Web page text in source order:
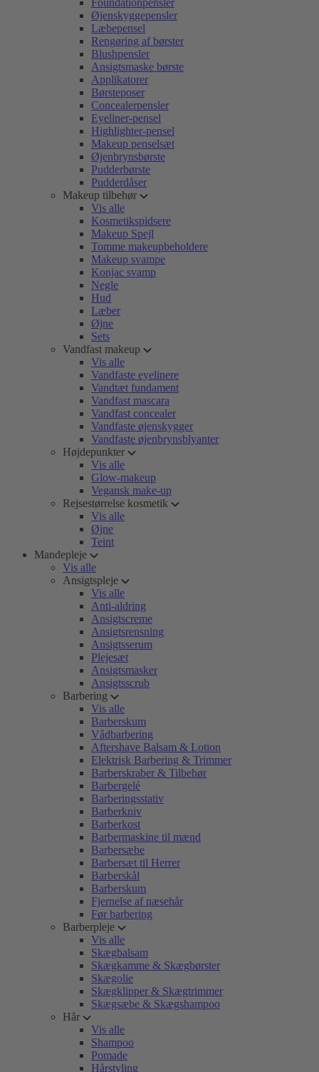
Foundationpensler
Øjenskyggepensler
Læbepensel
Rengøring af børster
Blushpensler
Ansigtsmaske børste
Applikatorer
Børsteposer
Concealerpensler
Eyeliner-pensel
Highlighter-pensel
Makeup penselsæt
Øjenbrynsbørste
Pudderbørste
Pudderdåser
Makeup tilbehør
Vis alle
Kosmetikspidsere
Makeup Spejl
Tomme makeupbeholdere
Makeup svampe
Konjac svamp
Negle
Hud
Læber
Øjne
Sets
Vandfast makeup
Vis alle
Vandfaste eyelinere
Vandtæt fundament
Vandfast mascara
Vandfast concealer
Vandfaste øjenskygger
Vandfaste øjenbrynsblyanter
Højdepunkter
Vis alle
Glow-makeup
Vegansk make-up
Rejsestørrelse kosmetik
Vis alle
Øjne
Teint
Mandepleje
Vis alle
Ansigtspleje
Vis alle
Anti-aldring
Ansigtscreme
Ansigtsrensning
Ansigtsserum
Plejesæt
Ansigtsmasker
Ansigtsscrub
Barbering
Vis alle
Barberskum
Vådbarbering
Aftershave Balsam & Lotion
Elektrisk Barbering & Trimmer
Barberskraber & Tilbehør
Barbergelé
Barberingsstativ
Barberkniv
Barberkost
Barbermaskine til mænd
Barbersæbe
Barbersæt til Herrer
Barberskål
Barberskum
Fjernelse af næsehår
Før barbering
Barberpleje
Vis alle
Skægbalsam
Skægkamme & Skægbørster
Skægolie
Skægklipper & Skægtrimmer
Skægsæbe & Skægshampoo
Hår
Vis alle
Shampoo
Pomade
Hårstyling